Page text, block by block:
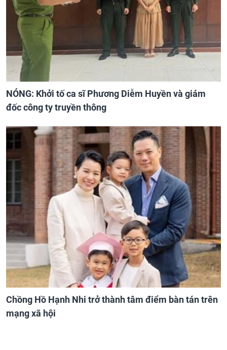
NÓNG: Khởi tố ca sĩ Phương Diễm Huyền và giám
đốc công ty truyền thông
Chồng Hồ Hạnh Nhi trở thành tâm điểm bàn tán trên
mạng xã hội